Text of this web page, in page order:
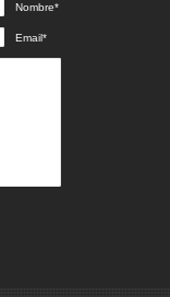
Nombre*
Email*